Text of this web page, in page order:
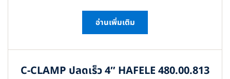
อ่านเพิ่มเติม
C-CLAMP ปลดเร็ว 4″ HAFELE 480.00.813